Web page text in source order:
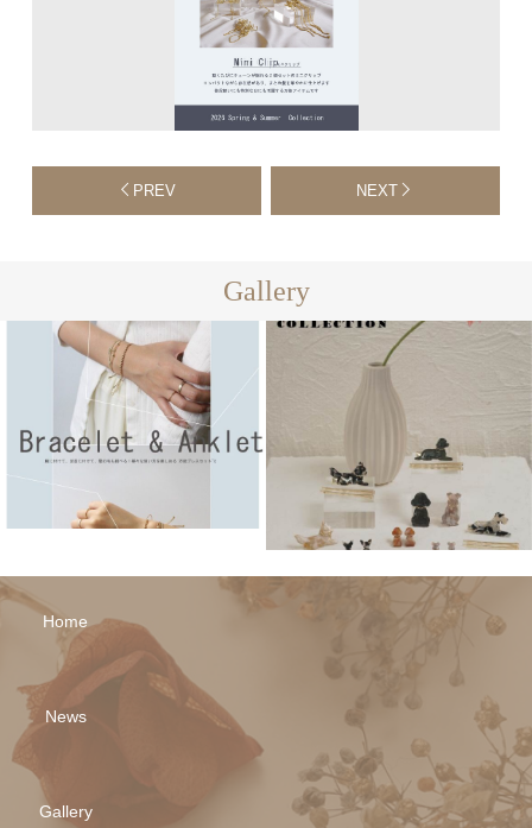
PREV NEXT
Gallery
Home
News
Gallery